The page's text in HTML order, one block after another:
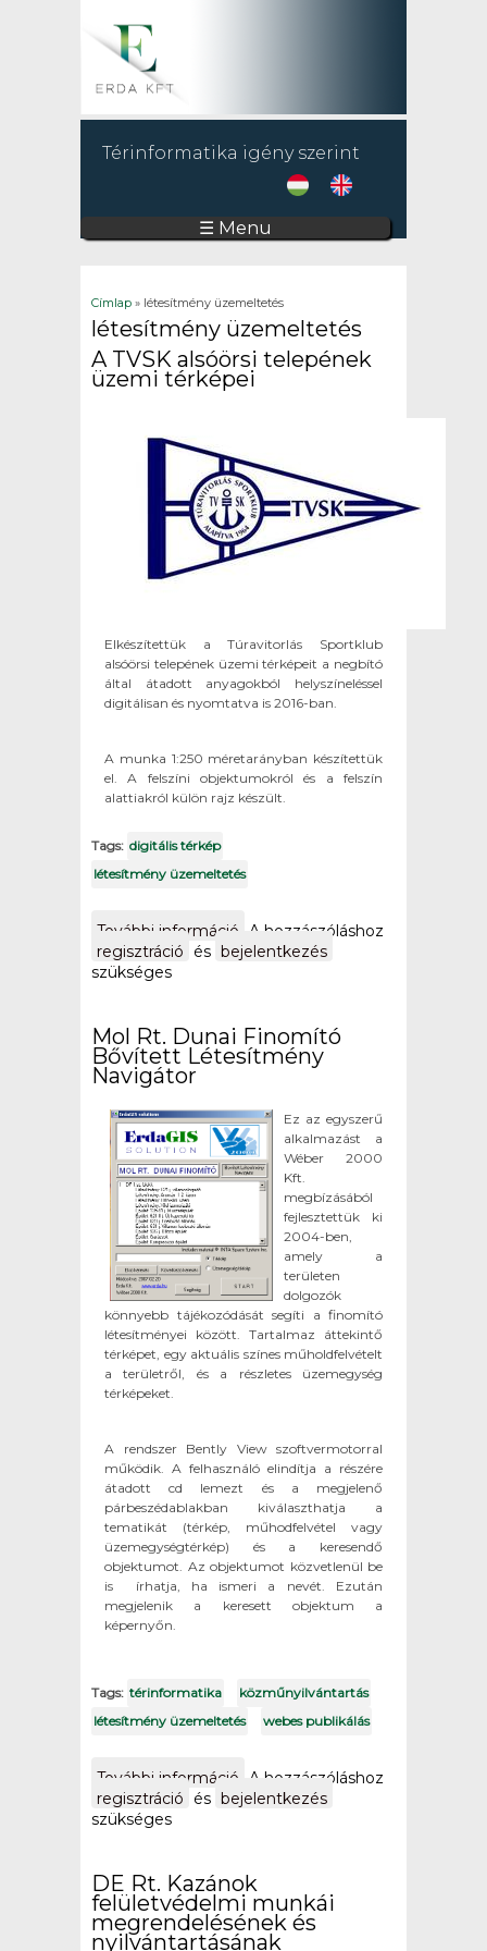
Térinformatika igény szerint
☰ Menu
Jelenlegi hely
Címlap » létesítmény üzemeltetés
létesítmény üzemeltetés
A TVSK alsóörsi telepének
üzemi térképei
Elkészítettük a Túravitorlás Sportklub
alsóörsi telepének üzemi térképeit a negbító
által átadott anyagokból helyszíneléssel
digitálisan és nyomtatva is 2016-ban.
A munka 1:250 méretarányban készítettük
el. A felszíni objektumokról és a felszín
alattiakról külön rajz készült.
Tags: digitális térkép
létesítmény üzemeltetés
További információ A TVSK alsóörsi
telepének üzemi
A hozzászóláshoz
regisztráció
és bejelentkezés
szükséges
Mol Rt. Dunai Finomító
Bővített Létesítmény
Navigátor
Ez az egyszerű
alkalmazást a
Wéber 2000
Kft.
megbízásából
fejlesztettük ki
2004-ben,
amely a
területen
dolgozók
könnyebb tájékozódását segíti a finomító
létesítményei között. Tartalmaz áttekintő
térképet, egy aktuális színes műholdfelvételt
a területről, és a részletes üzemegység
térképeket.
A rendszer Bently View szoftvermotorral
működik. A felhasználó elindítja a részére
átadott cd lemezt és a megjelenő
párbeszédablakban kiválaszthatja a
tematikát (térkép, műhodfelvétel vagy
üzemegységtérkép) és a keresendő
objektumot. Az objektumot közvetlenül be
is írhatja, ha ismeri a nevét. Ezután
megjelenik a keresett objektum a
képernyőn.
Tags: térinformatika
közműnyilvántartás
létesítmény üzemeltetés
webes publikálás
További információ Mol Rt. Dunai
Finomító Bővített
kapcsolatosan
A hozzászóláshoz
regisztráció
és bejelentkezés
szükséges
DE Rt. Kazánok
felületvédelmi munkái
megrendelésének és
nyilvántartásának